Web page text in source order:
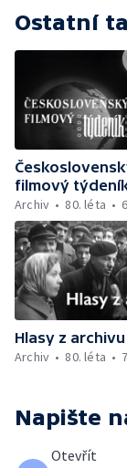
Ostatní
filmový
Archiv
80. léta
Hlasy z archivu
Archiv
80. léta
Napište
Otevřít